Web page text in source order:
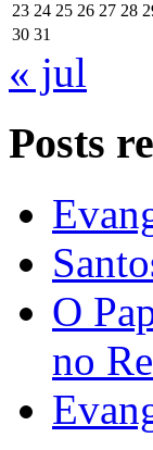
23 24 25 26 27 28
30 31
« jul
Posts
O
no